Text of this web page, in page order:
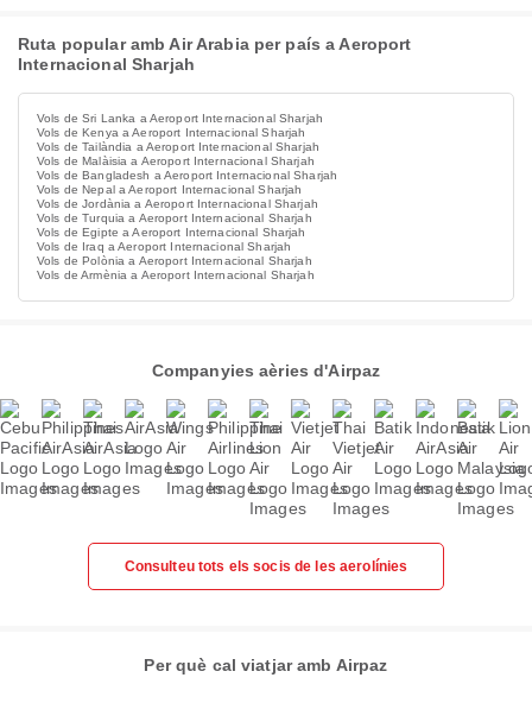
Ruta popular amb Air Arabia per país a Aeroport
Internacional Sharjah
Vols de Sri Lanka a Aeroport Internacional Sharjah
Vols de Kenya a Aeroport Internacional Sharjah
Vols de Tailàndia a Aeroport Internacional Sharjah
Vols de Malàisia a Aeroport Internacional Sharjah
Vols de Bangladesh a Aeroport Internacional Sharjah
Vols de Nepal a Aeroport Internacional Sharjah
Vols de Jordània a Aeroport Internacional Sharjah
Vols de Turquia a Aeroport Internacional Sharjah
Vols de Egipte a Aeroport Internacional Sharjah
Vols de Iraq a Aeroport Internacional Sharjah
Vols de Polònia a Aeroport Internacional Sharjah
Vols de Armènia a Aeroport Internacional Sharjah
Companyies aèries d'Airpaz
Consulteu tots els socis de les aerolínies
Per què cal viatjar amb Airpaz